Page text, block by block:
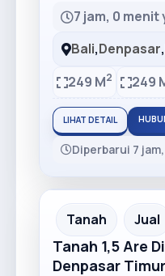
7 jam, 0 menit
Bali,Denpasar,
249 M2 249
LIHAT DETAIL
Diperbarui 7
Tanah Jual
Tanah 1,5 Are
Denpasar Timur